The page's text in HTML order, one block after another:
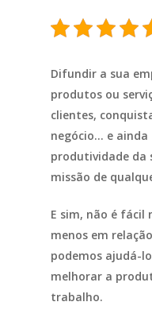
Difundir a sua
produtos ou
clientes,
negócio… e
produtividade da
missão de
E sim, não é fácil
menos em
podemos ajudá-
melhorar a
trabalho.